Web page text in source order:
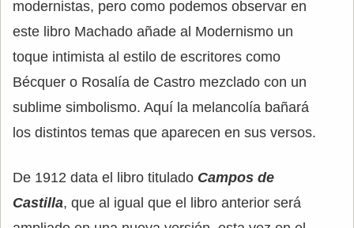
modernistas, pero como podemos observar en
este libro Machado añade al Modernismo un
toque intimista al estilo de escritores como
Bécquer o Rosalía de Castro mezclado con un
sublime simbolismo. Aquí la melancolía bañará
los distintos temas que aparecen en sus versos.
De 1912 data el libro titulado Campos de
Castilla, que al igual que el libro anterior será